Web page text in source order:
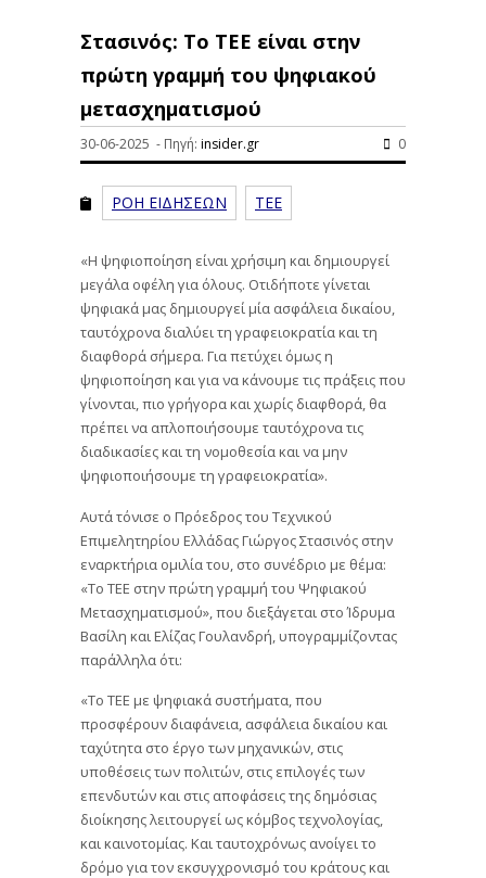
Στασινός: Το ΤΕΕ είναι στην
πρώτη γραμμή του ψηφιακού
μετασχηματισμού
30-06-2025 - Πηγή: insider.gr 0
ΡΟΗ ΕΙΔΗΣΕΩΝ ΤΕΕ
«Η ψηφιοποίηση είναι χρήσιμη και δημιουργεί
μεγάλα οφέλη για όλους. Οτιδήποτε γίνεται
ψηφιακά μας δημιουργεί μία ασφάλεια δικαίου,
ταυτόχρονα διαλύει τη γραφειοκρατία και τη
διαφθορά σήμερα. Για πετύχει όμως η
ψηφιοποίηση και για να κάνουμε τις πράξεις που
γίνονται, πιο γρήγορα και χωρίς διαφθορά, θα
πρέπει να απλοποιήσουμε ταυτόχρονα τις
διαδικασίες και τη νομοθεσία και να μην
ψηφιοποιήσουμε τη γραφειοκρατία».
Αυτά τόνισε ο Πρόεδρος του Τεχνικού
Επιμελητηρίου Ελλάδας Γιώργος Στασινός στην
εναρκτήρια ομιλία του, στο συνέδριο με θέμα:
«Το ΤΕΕ στην πρώτη γραμμή του Ψηφιακού
Μετασχηματισμού», που διεξάγεται στο Ίδρυμα
Βασίλη και Ελίζας Γουλανδρή, υπογραμμίζοντας
παράλληλα ότι:
«Το ΤΕΕ με ψηφιακά συστήματα, που
προσφέρουν διαφάνεια, ασφάλεια δικαίου και
ταχύτητα στο έργο των μηχανικών, στις
υποθέσεις των πολιτών, στις επιλογές των
επενδυτών και στις αποφάσεις της δημόσιας
διοίκησης λειτουργεί ως κόμβος τεχνολογίας,
και καινοτομίας. Και ταυτοχρόνως ανοίγει το
δρόμο για τον εκσυγχρονισμό του κράτους και